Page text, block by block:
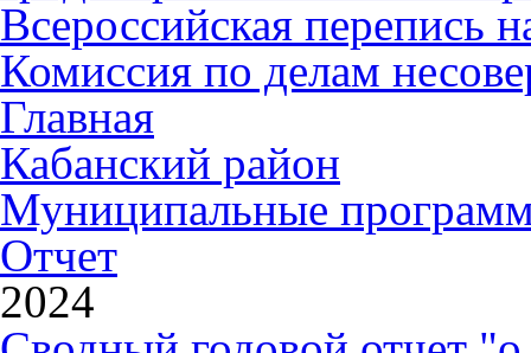
Всероссийская перепись
Комиссия по делам
Главная
Кабанский район
Муниципальные
Отчет
2024